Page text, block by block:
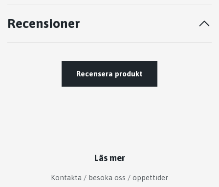
Recensioner
Recensera produkt
Läs mer
Kontakta / besöka oss / öppettider